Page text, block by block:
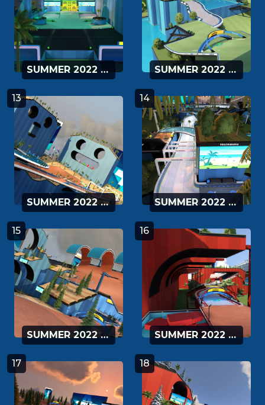
SUMMER 2022 - 11 SUMMER 2022 - 12
13
SUMMER 2022 - 13
14
SUMMER 2022 - 14
15
SUMMER 2022 - 15
16
SUMMER 2022 - 16
17 18